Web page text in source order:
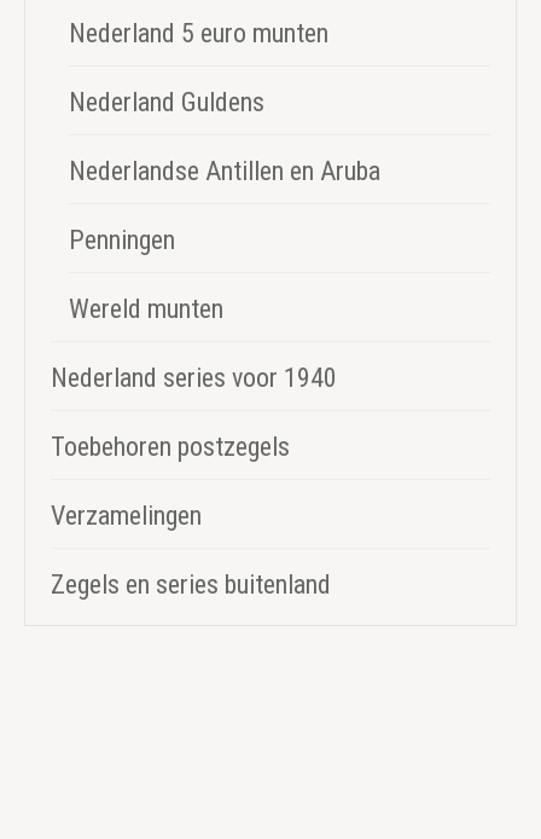
Nederland 5 euro munten
Nederland Guldens
Nederlandse Antillen en Aruba
Penningen
Wereld munten
Nederland series voor 1940
Toebehoren postzegels
Verzamelingen
Zegels en series buitenland